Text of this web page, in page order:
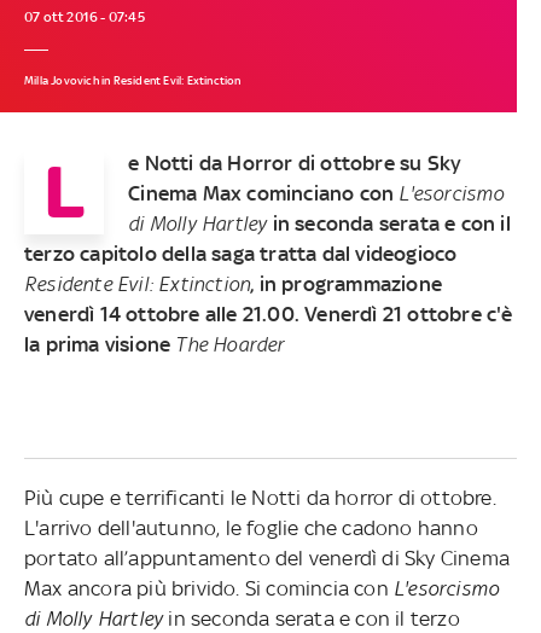
07 ott 2016 - 07:45
Milla Jovovich in Resident Evil: Extinction
L
e Notti da Horror di ottobre su Sky
Cinema Max cominciano con L'esorcismo
di Molly Hartleyin seconda serata e con il
terzo capitolo della saga tratta dal videogioco
Residente Evil: Extinction, in programmazione
venerdì 14 ottobre alle 21.00. Venerdì 21 ottobre c'è
la prima visione The Hoarder
Più cupe e terrificanti le Notti da horror di ottobre.
L'arrivo dell'autunno, le foglie che cadono hanno
portato all’appuntamento del venerdì di Sky Cinema
Max ancora più brivido. Si comincia con L'esorcismo
di Molly Hartleyin seconda serata e con il terzo